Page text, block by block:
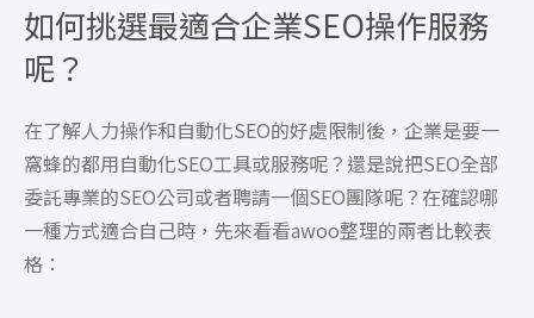
如何挑選最適合企業SEO操作服務
呢？
在了解人力操作和自動化SEO的好處限制後，企業是要一
窩蜂的都用自動化SEO工具或服務呢？還是說把SEO全部
委託專業的SEO公司或者聘請一個SEO團隊呢？在確認哪
一種方式適合自己時，先來看看awoo整理的兩者比較表
格：